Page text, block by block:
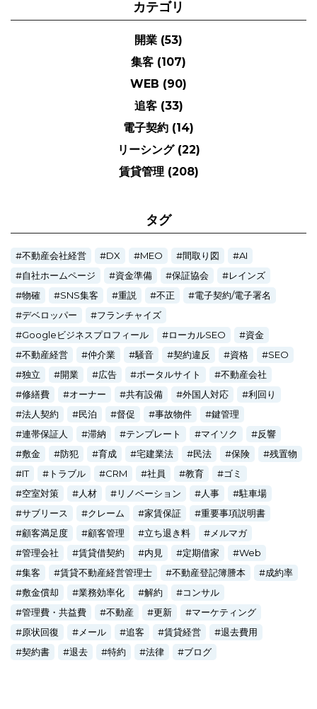
カテゴリ
開業 (53)
集客 (107)
WEB (90)
追客 (33)
電子契約 (14)
リーシング (22)
賃貸管理 (208)
タグ
不動産会社経営 DX MEO 間取り図
AI
自社ホームページ
資金準備 保証協会
レインズ
物確
SNS集客 重説 不正
電子契約/電子署名
デベロッパー
フランチャイズ
Googleビジネスプロフィール
ローカルSEO
資金
不動産経営
仲介業 騒音 契約違反 資格
SEO
独立
開業 広告 ポータルサイト
不動産会社
修繕費
オーナー 共有設備 外国人対応
利回り
法人契約
民泊 督促 事故物件
鍵管理
連帯保証人
滞納 テンプレート マイソク
反響
敷金
防犯 育成 宅建業法 民法 保険
残置物
IT
トラブル CRM 社員 教育
ゴミ
空室対策
人材 リノベーション 人事
駐車場
サブリース
クレーム 家賃保証
重要事項説明書
顧客満足度
顧客管理 立ち退き料
メルマガ
管理会社
賃貸借契約 内見 定期借家
Web
集客
賃貸不動産経営管理士 不動産登記簿謄本
成約率
敷金償却
業務効率化 解約
コンサル
管理費・共益費
不動産 更新
マーケティング
原状回復
メール 追客 賃貸経営
退去費用
契約書
退去 特約 法律 ブログ